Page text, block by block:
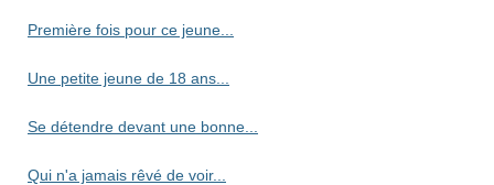
Première fois pour ce jeune...
Une petite jeune de 18 ans...
Se détendre devant une bonne...
Qui n'a jamais rêvé de voir...